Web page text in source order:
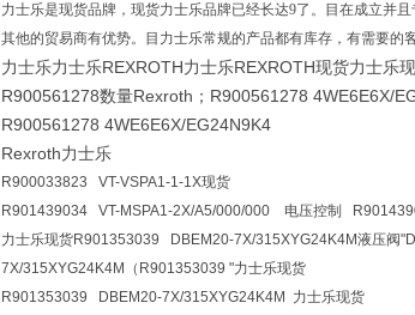
力士乐是现货品牌，现货力士乐品牌已经长达9了。目在成立并
其他的贸易商有优势。目力士乐常规的产品都有库存，有需要的
力士乐力士乐REXROTH力士乐REXROTH现货力士乐
R900561278数量Rexroth；R900561278 4WE6E6X/
R900561278 4WE6E6X/EG24N9K4
Rexroth力士乐
R900033823 VT-VSPA1-1-1X现货
R901439034 VT-MSPA1-2X/A5/000/000 电压控制
力士乐现货R901353039 DBEM20-7X/315XYG24K4M液压阀
7X/315XYG24K4M（R901353039 "力士乐现货
R901353039 DBEM20-7X/315XYG24K4M 力士乐现货